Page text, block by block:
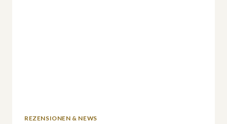
REZENSIONEN & NEWS